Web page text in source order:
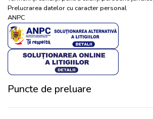
Prelucrarea datelor cu caracter personal
ANPC
Puncte de preluare